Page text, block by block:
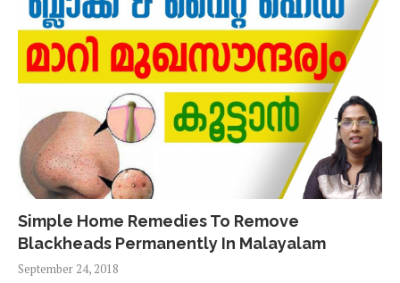
Simple Home Remedies To Remove
Blackheads Permanently In Malayalam
September 24, 2018